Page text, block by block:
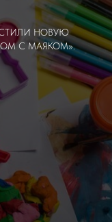
НОВУЮ
С МАЯКОМ».